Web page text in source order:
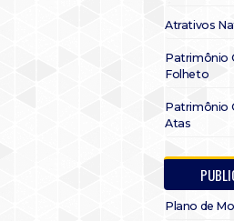
Atrativos
Patrimônio
Folheto
Patrimônio
Atas
Plano de